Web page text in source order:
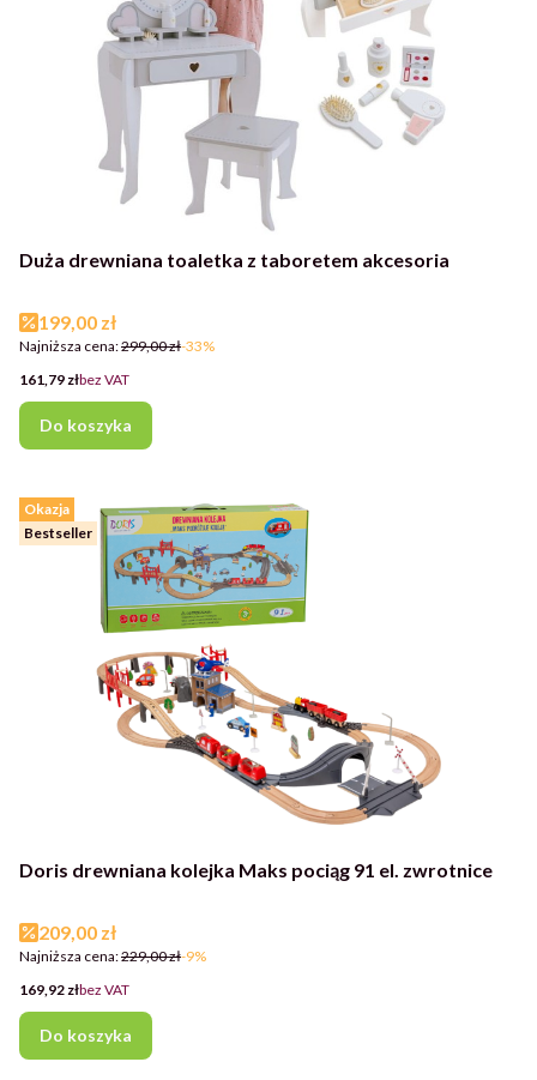
Duża drewniana toaletka z taboretem akcesoria
Cena promocyjna
199,00 zł
Najniższa cena:299,00 zł-33%
Cena
161,79 złbez VAT
Do koszyka
Okazja
Bestseller
Doris drewniana kolejka Maks pociąg 91 el. zwrotnice
Cena promocyjna
209,00 zł
Najniższa cena:229,00 zł-9%
Cena
169,92 złbez VAT
Do koszyka